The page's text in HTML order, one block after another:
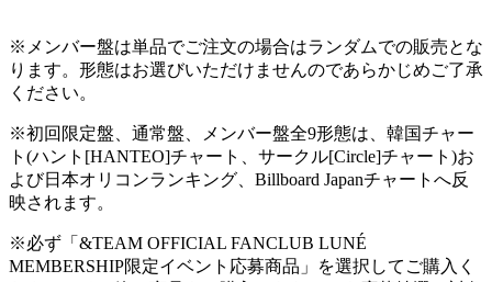
※メンバー盤は単品でご注文の場合はランダムでの販売とな
ります。形態はお選びいただけませんのであらかじめご了承
ください。
※初回限定盤、通常盤、メンバー盤全9形態は、韓国チャー
ト(ハント[HANTEO]チャート、サークル[Circle]チャート)お
よび日本オリコンランキング、Billboard Japanチャートへ反
映されます。
※必ず「&TEAM OFFICIAL FANCLUB LUNÉ
MEMBERSHIP限定イベント応募商品」を選択してご購入く